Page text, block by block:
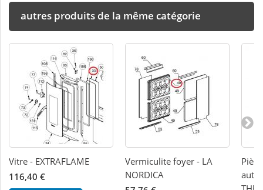
autres produits de la même catégorie
Vitre - EXTRAFLAME
116,40 €
Vermiculite foyer - LA
NORDICA